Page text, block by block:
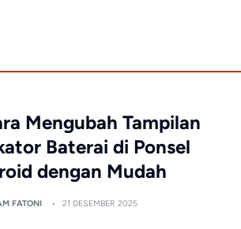
Mengubah Tampilan
Baterai di Ponsel
dengan Mudah
FATONI 21 DESEMBER 2025